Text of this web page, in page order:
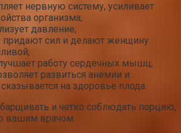
нервную систему, усиливает
организма;
давление;
сил и делают женщину
работу сердечных мышц;
развиться анемии и
на здоровье плода.
и четко соблюдать порцию,
вашим врачом.